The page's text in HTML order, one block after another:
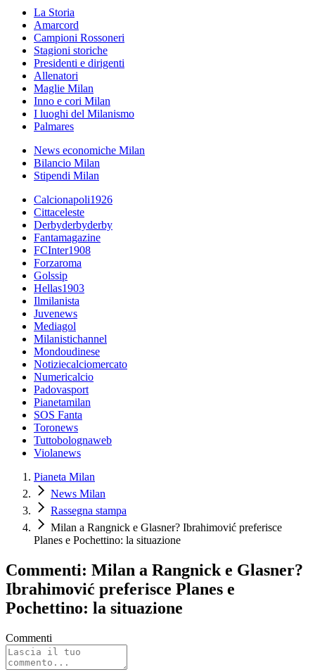
La Storia
Amarcord
Campioni Rossoneri
Stagioni storiche
Presidenti e dirigenti
Allenatori
Maglie Milan
Inno e cori Milan
I luoghi del Milanismo
Palmares
News economiche Milan
Bilancio Milan
Stipendi Milan
Calcionapoli1926
Cittaceleste
Derbyderbyderby
Fantamagazine
FCInter1908
Forzaroma
Golssip
Hellas1903
Ilmilanista
Juvenews
Mediagol
Milanistichannel
Mondoudinese
Notiziecalciomercato
Numericalcio
Padovasport
Pianetamilan
SOS Fanta
Toronews
Tuttobolognaweb
Violanews
Pianeta Milan
News Milan
Rassegna stampa
Milan a Rangnick e Glasner? Ibrahimović preferisce
Planes e Pochettino: la situazione
Commenti: Milan a Rangnick e Glasner?
Ibrahimović preferisce Planes e
Pochettino: la situazione
Commenti